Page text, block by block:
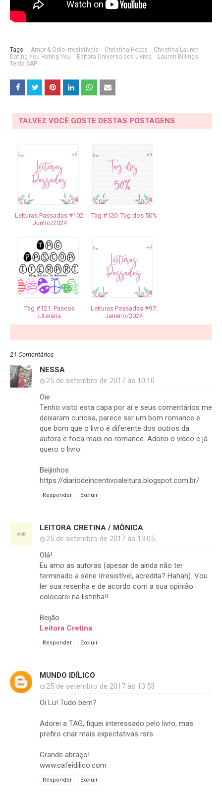
Tags: Amor & Ódio Irresistíveis Christina Hobbs
Christina Lauren
Dating You Hating You
Editora Universo dos Livros
Lauren Billings
Tecla SAP
TALVEZ VOCÊ GOSTE DESTAS POSTAGENS
Leituras Passadas #102:
Junho/2024
Tag #120: Tag dos 50%
Tag #121: Páscoa
Literária
Leituras Passadas #97:
Janeiro/2024
21 Comentários
NESSA
25 de setembro de 2017 às 10:10
Oie
Tenho visto esta capa por aí e seus comentários me
deixaram curiosa, parece ser um bom romance e
que bom que o livro é diferente dos outros da
autora e foca mais no romance. Adorei o vídeo e já
quero o livro.
Beijinhos
https://diariodeincentivoaleitura.blogspot.com.br/
Responder Excluir
LEITORA CRETINA / MÔNICA
25 de setembro de 2017 às 13:05
Olá!
Eu amo as autoras (apesar de ainda não ter
terminado a série Irresistível, acredita? Hahah). Vou
ler sua resenha e de acordo com a sua opinião
colocarei na listinha!!
Beijão
Leitora Cretina
Responder Excluir
MUNDO IDÍLICO
25 de setembro de 2017 às 13:53
Oi Lu! Tudo bem?
Adorei a TAG, fiquei interessado pelo livro, mas
prefiro criar mais expectativas rsrs
Grande abraço!
www.cafeidilico.com
Responder Excluir